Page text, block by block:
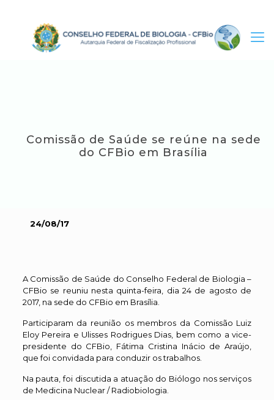
Comissão de Saúde se reúne na sede
do CFBio em Brasília
24/08/17
A Comissão de Saúde do Conselho Federal de Biologia –
CFBio se reuniu nesta quinta-feira, dia 24 de agosto de
2017, na sede do CFBio em Brasília.
Participaram da reunião os membros da Comissão Luiz
Eloy Pereira e Ulisses Rodrigues Dias, bem como a vice-
presidente do CFBio, Fátima Cristina Inácio de Araújo,
que foi convidada para conduzir os trabalhos.
Na pauta, foi discutida a atuação do Biólogo nos serviços
de Medicina Nuclear / Radiobiologia.